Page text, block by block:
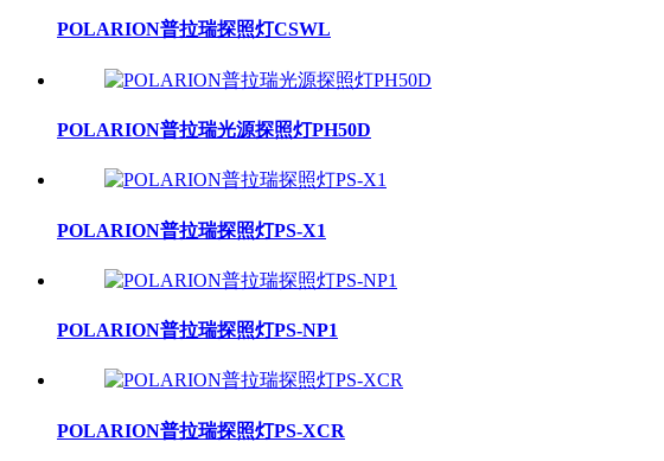
POLARION普拉瑞探照灯CSWL
POLARION普拉瑞光源探照灯PH50D
POLARION普拉瑞探照灯PS-X1
POLARION普拉瑞探照灯PS-NP1
POLARION普拉瑞探照灯PS-XCR